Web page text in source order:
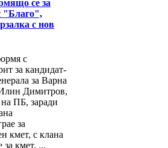
се за
"Благо",
с нов
с
за кандидат-
за Варна
Димитров,
ПБ, заради
за
кмет, с клана
кмет, ...